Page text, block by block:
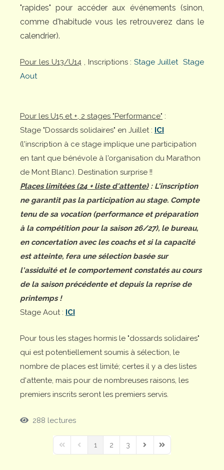
"rapides" pour accéder aux événements (sinon,
comme d'habitude vous les retrouverez dans le
calendrier).
Pour les U13/U14, Inscriptions :Stage Juillet Stage
Aout
Pour les U15 et +, 2 stages "Performance" :
Stage "Dossards solidaires" en Juillet : ICI
(l'inscription à ce stage implique une participation
en tant que bénévole à l'organisation du Marathon
de Mont Blanc). Destination surprise !!
Places limitées (24 + liste d'attente): L'inscription
ne garantit pas la participation au stage. Compte
tenu de sa vocation (performance et préparation
à la compétition pour la saison 26/27), le bureau,
en concertation avec les coachs et si la capacité
est atteinte, fera une sélection basée sur
l'assiduité et le comportement constatés au cours
de la saison précédente et depuis la reprise de
printemps !
Stage Aout : ICI
Pour tous les stages hormis le "dossards solidaires"
qui est potentiellement soumis à sélection, le
nombre de places est limité; certes il y a des listes
d'attente, mais pour de nombreuses raisons, les
premiers inscrits seront les premiers servis.
288 lectures
First PagePrevious Page
1 2 3
Next PageLast Page